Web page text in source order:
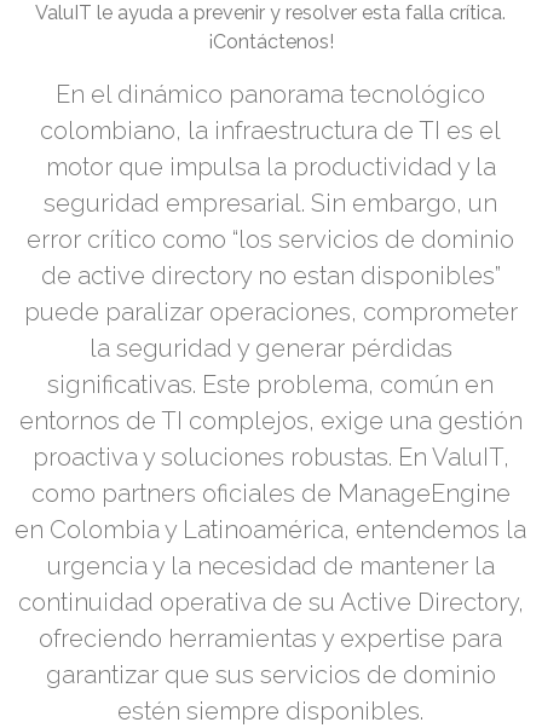
ValuIT le ayuda a prevenir y resolver esta falla crítica.
¡Contáctenos!
En el dinámico panorama tecnológico
colombiano, la infraestructura de TI es el
motor que impulsa la productividad y la
seguridad empresarial. Sin embargo, un
error crítico como “los servicios de dominio
de active directory no estan disponibles”
puede paralizar operaciones, comprometer
la seguridad y generar pérdidas
significativas. Este problema, común en
entornos de TI complejos, exige una gestión
proactiva y soluciones robustas. En ValuIT,
como partners oficiales de ManageEngine
en Colombia y Latinoamérica, entendemos la
urgencia y la necesidad de mantener la
continuidad operativa de su Active Directory,
ofreciendo herramientas y expertise para
garantizar que sus servicios de dominio
estén siempre disponibles.